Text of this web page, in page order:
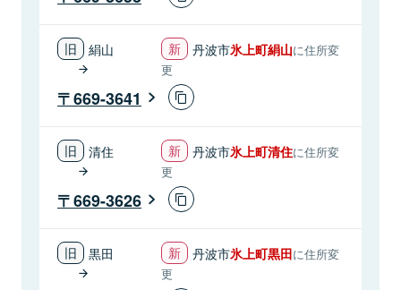
絹山 丹波市氷上町絹山に住所変
更
669-3641
清住 丹波市氷上町清住に住所変
更
669-3626
黒田 丹波市氷上町黒田に住所変
更